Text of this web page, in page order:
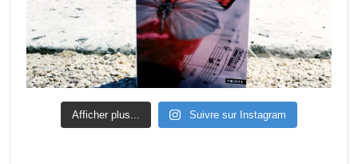
Afficher plus... Suivre sur Instagram